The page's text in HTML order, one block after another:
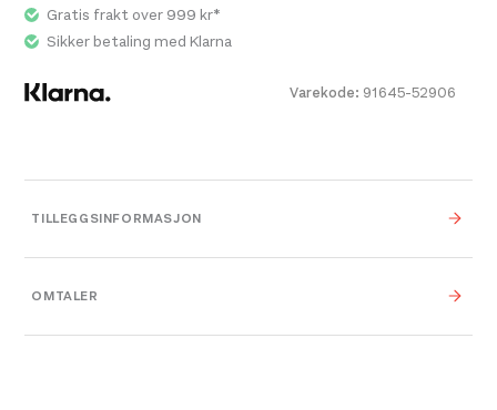
Varekode: 91645-52906
Gratis frakt over 999 kr*
Sikker betaling med Klarna
TILLEGGSINFORMASJON
Leverandør Millet
OMTALER